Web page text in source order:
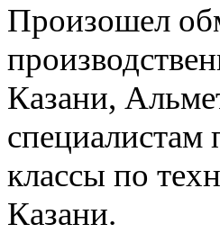
Произошел
Казани,
специалистам
классы по
Казани.